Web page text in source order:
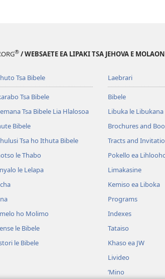
® / WEBSAETE EA LIPAKI TSA JEHOVA E
Tsa Bibele
Tsa Bibele
Tsa Bibele Lia Hlalosoa
Bibele
Tsa ho Ithuta Bibele
le Thabo
le Lelapa
ho Molimo
le Bibele
le Bibele
Laebrari
Bibele
Libuka le Libukana
Brochures and
Tracts and
Pokello ea
Limakasine
Kemiso ea Liboka
Programs
Indexes
Tataiso
Khaso ea JW
Livideo
’Mino